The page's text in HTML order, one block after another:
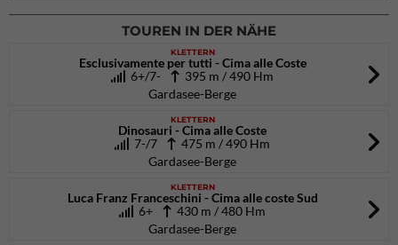
TOUREN IN DER NÄHE
KLETTERN
Esclusivamente per tutti - Cima alle Coste
6+/7-
395 m / 490 Hm
Gardasee-Berge
KLETTERN
Dinosauri - Cima alle Coste
7-/7
475 m / 490 Hm
Gardasee-Berge
KLETTERN
Luca Franz Franceschini - Cima alle coste Sud
6+
430 m / 480 Hm
Gardasee-Berge